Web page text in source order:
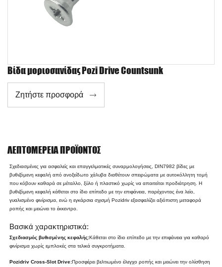
Βίδα μοριοσανίδας Pozi Drive Countsunk
Ζητήστε προσφορά 
ΛΕΠΤΟΜΈΡΕΙΑ ΠΡΟΪΌΝΤΟΣ
Σχεδιασμένες για ασφαλείς και επαγγελματικές συναρμολογήσεις, DIN7982 βίδες με
βυθιζόμενη κεφαλή από ανοξείδωτο χάλυβα διαθέτουν σπειρώματα με αυτοκόλλητη τομή
που κόβουν καθαρά σε μέταλλο, ξύλο ή πλαστικό χωρίς να απαιτείται προδιάτρηση. Η
βυθιζόμενη κεφαλή κάθεται στο ίδιο επίπεδο με την επιφάνεια, παρέχοντας ένα λείο,
γυαλισμένο φινίρισμα, ενώ η εγκάρσια σχισμή Pozidriv εξασφαλίζει αξιόπιστη μεταφορά
ροπής και μειώνει το έκκεντρο.
Βασικά χαρακτηριστικά:
Σχεδιασμός βυθισμένης κεφαλής:Κάθεται στο ίδιο επίπεδο με την επιφάνεια για καθαρό
φινίρισμα χωρίς εμπλοκές στα τελικά συγκροτήματα.
Pozidriv Cross-Slot Drive:Προσφέρει βελτιωμένο έλεγχο ροπής και μειώνει την ολίσθηση